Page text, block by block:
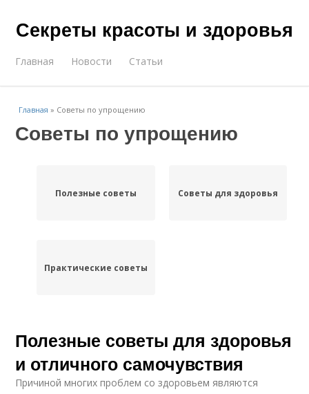
Секреты красоты и здоровья
Главная Новости Статьи
Главная » Советы по упрощению
Советы по упрощению
Полезные советы Советы для здоровья
Практические советы
Полезные советы для здоровья
и отличного самочувствия
Причиной многих проблем со здоровьем являются